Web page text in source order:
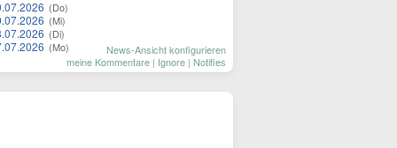
(Do)
(Mi)
(Di)
(Mo)
News-Ansicht konfigurieren
meine Kommentare | Ignore | Notifies